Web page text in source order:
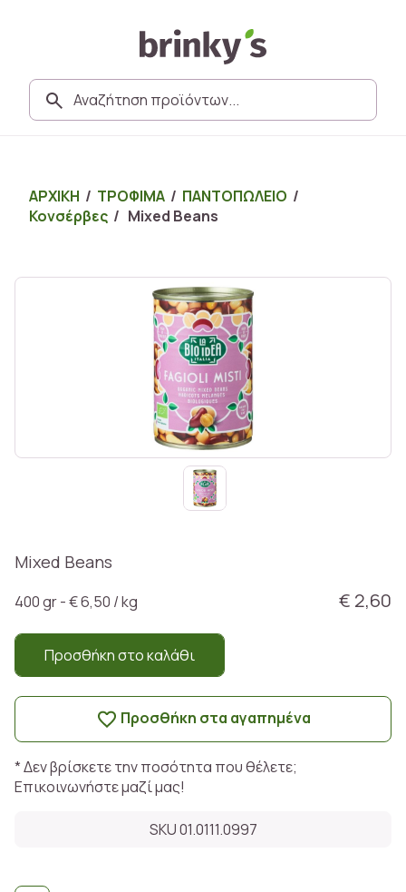
ΑΡΧΙΚΗ / ΤΡΟΦΙΜΑ / ΠΑΝΤΟΠΩΛΕΙΟ /
Κονσέρβες / Mixed Beans
Mixed Beans
€ 2,60
400 gr - € 6,50 / kg
Προσθήκη στο καλάθι
Προσθήκη στα αγαπημένα
* Δεν βρίσκετε την ποσότητα που θέλετε;
Επικοινωνήστε μαζί μας!
SKU 01.0111.0997